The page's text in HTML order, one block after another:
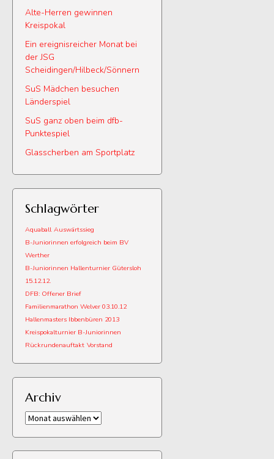
Alte-Herren gewinnen
Kreispokal
Ein ereignisreicher Monat bei
der JSG
Scheidingen/Hilbeck/Sönnern
SuS Mädchen besuchen
Länderspiel
SuS ganz oben beim dfb-
Punktespiel
Glasscherben am Sportplatz
Schlagwörter
Aquaball Auswärtssieg
B-Juniorinnen erfolgreich beim BV
Werther
B-Juniorinnen Hallenturnier Gütersloh
15.12.12.
DFB: Offener Brief
Familienmarathon Welver 03.10.12
Hallenmasters Ibbenbüren 2013
Kreispokalturnier B-Juniorinnen
Rückrundenauftakt Vorstand
Archiv
Archiv